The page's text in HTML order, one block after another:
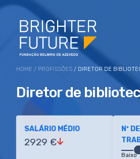
HOME / PROFISSÕES / DIRETOR DE
Diretor de
SALÁRIO MÉDIO
2929 €
Nº DE
Baixo